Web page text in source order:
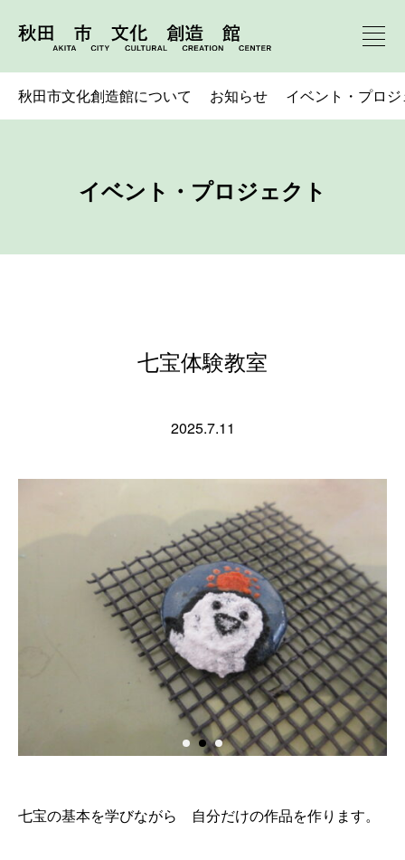
秋田市文化創造館について お知らせ イベント・プロ
イベント・プロジェクト
七宝体験教室
2025.7.11
七宝の基本を学びながら 自分だけの作品を作ります。